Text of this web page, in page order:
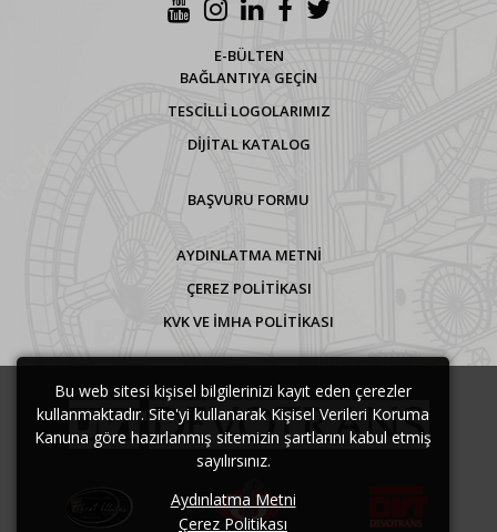
Bu web sitesi kişisel bilgilerinizi kayıt eden çerezler
kullanmaktadır. Site'yi kullanarak Kişisel Verileri Koruma
Kanuna göre hazırlanmış sitemizin şartlarını kabul etmiş
sayılırsınız.
Aydınlatma Metni
Çerez Politikası
E-BÜLTEN
BAĞLANTIYA GEÇİN
TESCİLLİ LOGOLARIMIZ
DİJİTAL KATALOG
BAŞVURU FORMU
AYDINLATMA METNI
ÇEREZ POLITIKASI
KVK VE İMHA POLITIKASI